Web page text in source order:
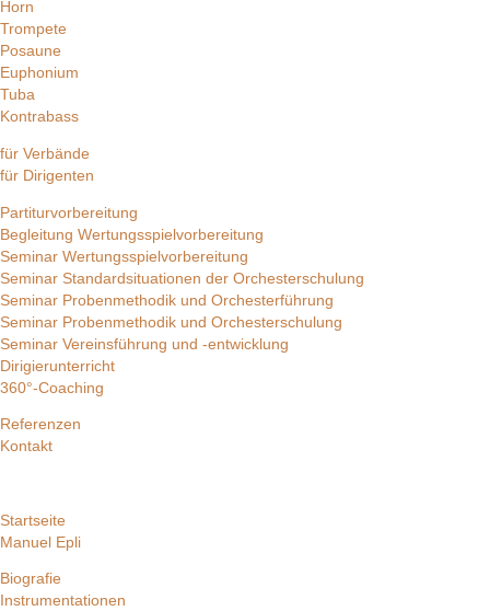
Horn
Trompete
Posaune
Euphonium
Tuba
Kontrabass
für Verbände
für Dirigenten
Partiturvorbereitung
Begleitung Wertungsspielvorbereitung
Seminar Wertungsspielvorbereitung
Seminar Standardsituationen der Orchesterschulung
Seminar Probenmethodik und Orchesterführung
Seminar Probenmethodik und Orchesterschulung
Seminar Vereinsführung und -entwicklung
Dirigierunterricht
360°-Coaching
Referenzen
Kontakt
Startseite
Manuel Epli
Biografie
Instrumentationen